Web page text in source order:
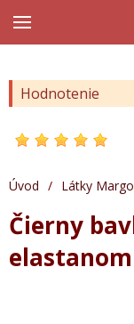
Hodnotenie
Úvod / Látky
Čierny